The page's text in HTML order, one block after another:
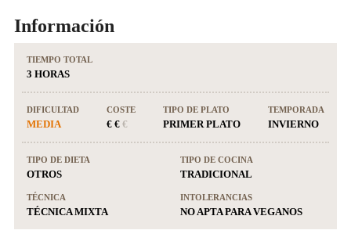
Información
TIEMPO TOTAL
3 HORAS
DIFICULTAD
MEDIA
COSTE
€ € €
TIPO DE PLATO
PRIMER PLATO
TEMPORADA
INVIERNO
TIPO DE DIETA
OTROS
TIPO DE COCINA
TRADICIONAL
TÉCNICA
TÉCNICA MIXTA
INTOLERANCIAS
NO APTA PARA VEGANOS